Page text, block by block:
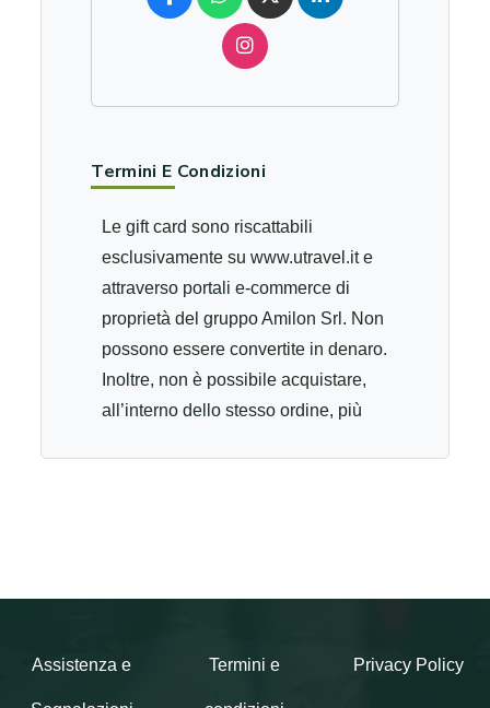
Termini E Condizioni
Le gift card sono riscattabili
esclusivamente su www.utravel.it e
attraverso portali e-commerce di
proprietà del gruppo Amilon Srl. Non
possono essere convertite in denaro.
Inoltre, non è possibile acquistare,
all’interno dello stesso ordine, più
del viaggio tra i 18 e 30 anni non
Assistenza e Termini e Privacy Policy